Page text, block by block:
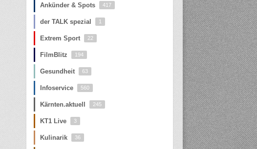
Ankünder & Spots 417
der TALK spezial 1
Extrem Sport 22
FilmBlitz 194
Gesundheit 63
Infoservice 560
Kärnten.aktuell 245
KT1 Live 3
Kulinarik 36